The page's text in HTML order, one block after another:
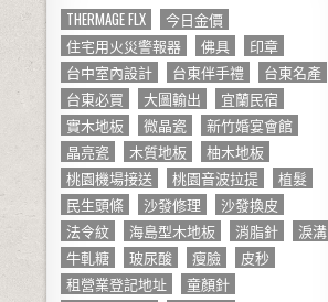
THERMAGE FLX
今日金價
住宅用火災警報器
佛具
印章
台中室內設計
台東伴手禮
台東名產
台東必買
大圖輸出
宜蘭民宿
實木地板
微晶瓷
新竹婚宴會館
晶亮瓷
木質地板
柚木地板
桃園機場接送
桃園音波拉提
植髮
民生頭條
沙發修理
沙發換皮
法令紋
海島型木地板 消脂針
淚溝
牛軋糖
玻尿酸 瘦臉
皮秒
租營業登記地址
童顏針